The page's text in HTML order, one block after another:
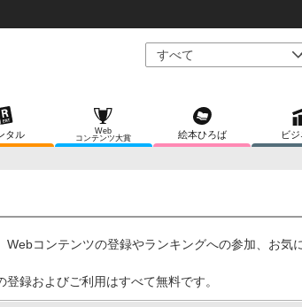
タル
Web
コンテンツ大賞
絵本ひろば ビ
Webコンテンツの登録やランキングへの参加、お気
登録およびご利用はすべて無料です。